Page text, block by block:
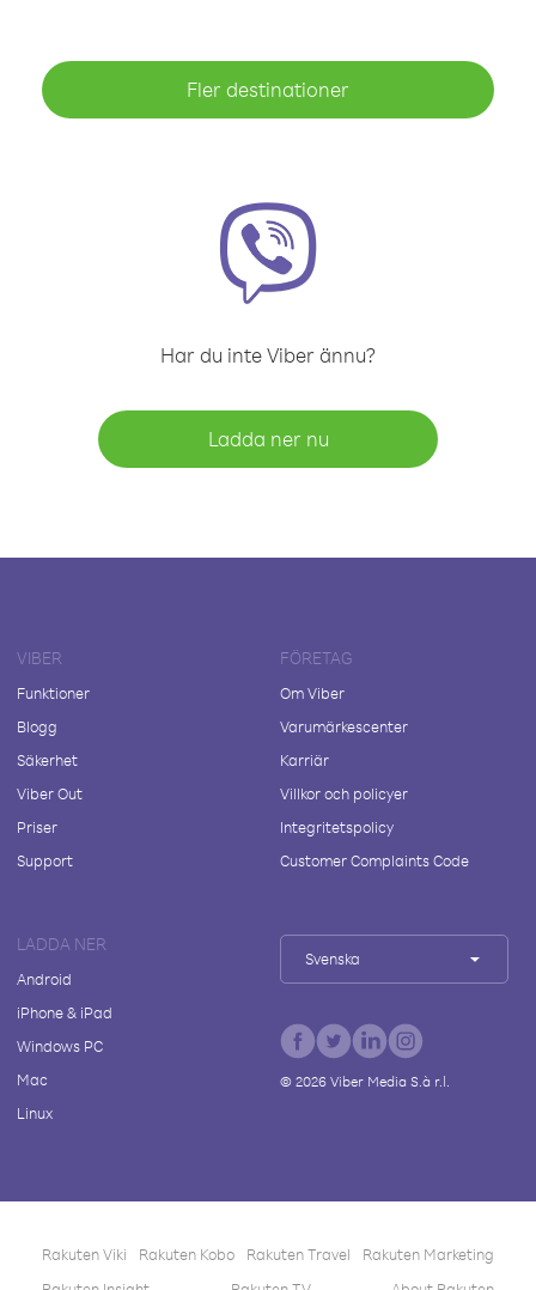
Fler destinationer
Har du inte Viber ännu?
Ladda ner nu
VIBER
Funktioner
Blogg
Säkerhet
Viber Out
Priser
Support
FÖRETAG
Om Viber
Varumärkescenter
Karriär
Villkor och policyer
Integritetspolicy
Customer Complaints Code
LADDA NER
Android
iPhone & iPad
Windows PC
Mac
Linux
Svenska
© 2026Viber Media S.à r.l.
Rakuten Viki Rakuten Kobo Rakuten Travel
Rakuten Marketing